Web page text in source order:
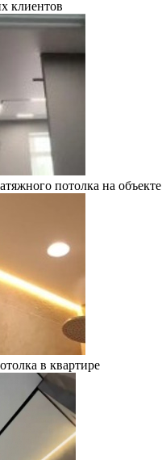
клиентов
потолка на объекте
в квартире